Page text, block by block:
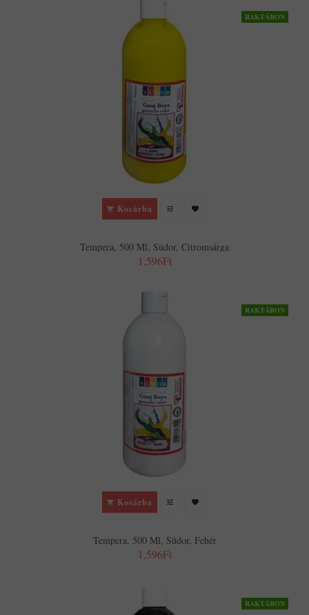
RAKTÁRON
Kosárba
Tempera, 500 Ml, Südor, Citromsárga
1,596Ft
RAKTÁRON
Kosárba
Tempera, 500 Ml, Südor, Fehér
1,596Ft
RAKTÁRON